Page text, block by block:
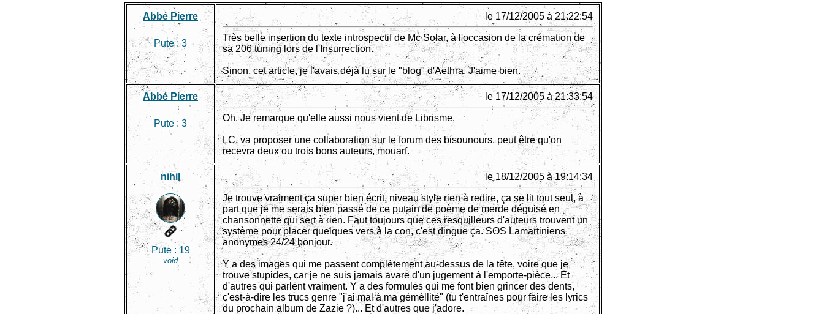
Abbé Pierre
Pute : 3
le 17/12/2005 à 21:22:54
Très belle insertion du texte introspectif de Mc Solar, à l'occasion de la crémation de
sa 206 tuning lors de l'Insurrection.
Sinon, cet article, je l'avais déjà lu sur le "blog" d'Aethra. J'aime bien.
Abbé Pierre
Pute : 3
le 17/12/2005 à 21:33:54
Oh. Je remarque qu'elle aussi nous vient de Librisme.
LC, va proposer une collaboration sur le forum des bisounours, peut être qu'on
recevra deux ou trois bons auteurs, mouarf.
nihil
Pute : 19
void
le 18/12/2005 à 19:14:34
Je trouve vraiment ça super bien écrit, niveau style rien à redire, ça se lit tout seul, à
part que je me serais bien passé de ce putain de poème de merde déguisé en
chansonnette qui sert à rien. Faut toujours que ces resquilleurs d'auteurs trouvent un
système pour placer quelques vers à la con, c'est dingue ça. SOS Lamartiniens
anonymes 24/24 bonjour.
Y a des images qui me passent complètement au-dessus de la tête, voire que je
trouve stupides, car je ne suis jamais avare d'un jugement à l'emporte-pièce... Et
d'autres qui parlent vraiment. Y a des formules qui me font bien grincer des dents,
c'est-à-dire les trucs genre "j'ai mal à ma géméllité" (tu t'entraînes pour faire les lyrics
du prochain album de Zazie ?)... Et d'autres que j'adore.